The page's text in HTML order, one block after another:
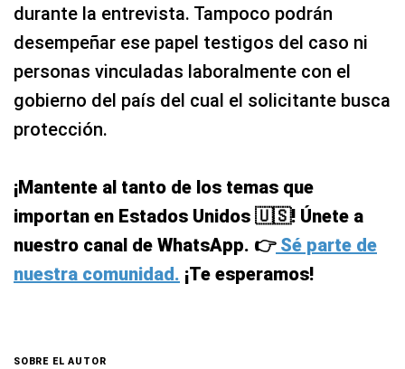
durante la entrevista. Tampoco podrán
desempeñar ese papel testigos del caso ni
personas vinculadas laboralmente con el
gobierno del país del cual el solicitante busca
protección.
¡Mantente al tanto de los temas que
importan en Estados Unidos 🇺🇸! Únete a
nuestro canal de WhatsApp. 👉Sé parte de
nuestra comunidad. ¡Te esperamos!
SOBRE EL AUTOR